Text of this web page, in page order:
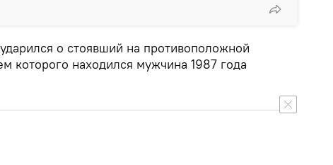
о стоявший на противоположной
которого находился мужчина 1987 года